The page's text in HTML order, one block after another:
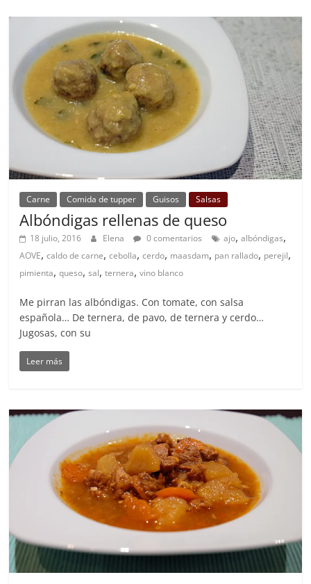
Carne Comida de tupper Guisos Salsas
Albóndigas rellenas de queso
18 julio, 2016 Elena 0 comentarios ajo,albóndigas,
AOVE,caldo de carne,cebolla,cerdo, maasdam, pan rallado, perejil,
pimienta,queso,sal,ternera,vino blanco
Me pirran las albóndigas. Con tomate, con salsa
española… De ternera, de pavo, de ternera y cerdo…
Jugosas, con su
Leer más